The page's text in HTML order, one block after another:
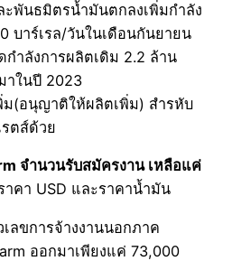
ะพันธมิตรน้ำมันตกลงเพิ่มกำลัง
บาร์เรล/วันในเดือนกันยายน
กำลังการผลิตเดิม 2.2 ล้าน
าในปี 2023
ม(อนุญาติให้ผลิตเพิ่ม) สำรหับ
รตส์ด้วย
จำนวนรับสมัครงาน เหลือแค่
คา USD และราคาน้ำมัน
ลขการจ้างงานนอกภาค
ออกมาเพียงแค่ 73,000